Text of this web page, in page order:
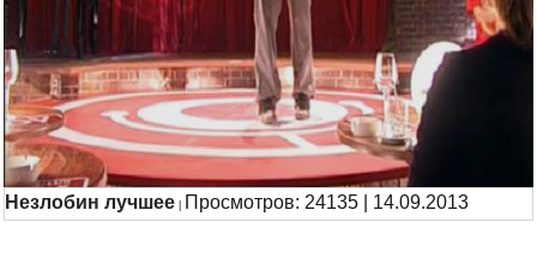
Незлобин лучшее Просмотров: 24135 | 14.09.2013